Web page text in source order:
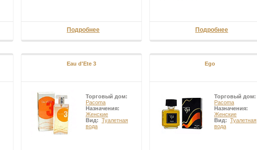
Подробнее Подробнее
Eau d'Ete 3
Торговый дом:
Pacoma
Назначения:
Женские
Вид: Туалетная
вода
Ego
Торговый дом:
Pacoma
Назначения:
Женские
Вид: Туалетная
вода